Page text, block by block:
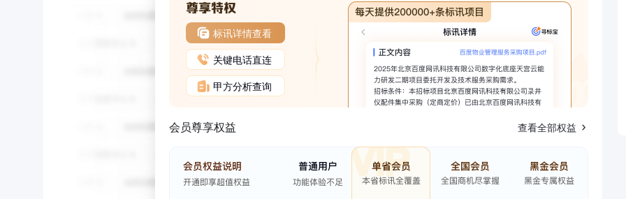
标讯详情查看
关键电话直连
甲方分析查询
会员尊享权益 查看全部权益